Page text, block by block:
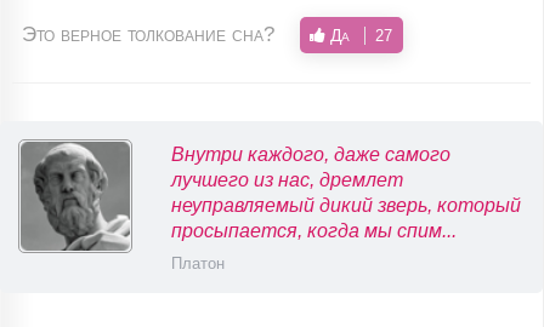
Это верное толкование сна? Да 27
Внутри каждого, даже самого
лучшего из нас, дремлет
неуправляемый дикий зверь, который
просыпается, когда мы спим...
Платон